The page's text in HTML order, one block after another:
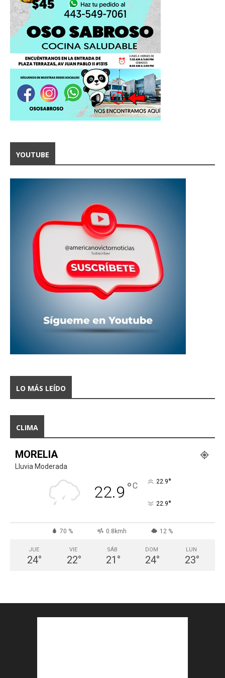
YOUTUBE
LO MÁS LEÍDO
CLIMA
MORELIA
Lluvia Moderada
22.9 °C 22.9°
22.9°
70 % 0.8kmh 12 %
JUE
24°
VIE
22°
SÁB
21 °
DOM
24°
LUN
23°